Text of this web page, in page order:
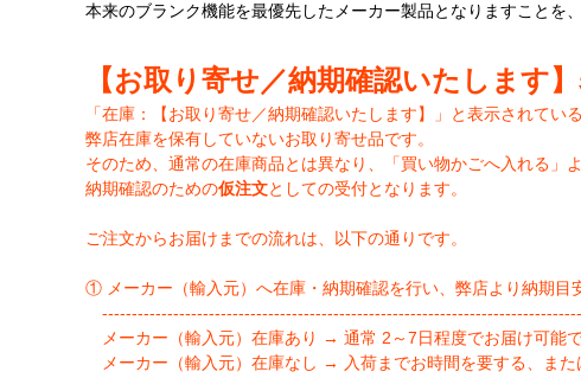
本来のブランク機能を最優先したメーカー製品となりますことを
【お取り寄せ／納期確認いたします
「在庫：【お取り寄せ／納期確認いたします】」と表示されている
弊店在庫を保有していないお取り寄せ品です。
そのため、通常の在庫商品とは異なり、「買い物かごへ入れる」
納期確認のための仮注文としての受付となります。
ご注文からお届けまでの流れは、以下の通りです。
① メーカー（輸入元）へ在庫・納期確認を行い、弊店より納期目
メーカー（輸入元）在庫あり → 通常 2～7日程度でお届け可能で
メーカー（輸入元）在庫なし → 入荷までお時間を要する、また